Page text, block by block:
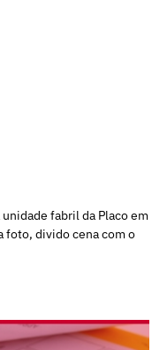
fabril da Placo em
foto, divido cena com o